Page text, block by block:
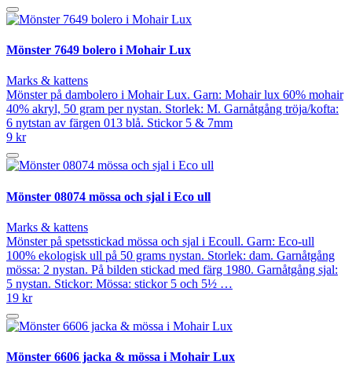
Mönster 7649 bolero i Mohair Lux
Marks & kattens
Mönster på dambolero i Mohair Lux. Garn: Mohair lux 60% mohair
40% akryl, 50 gram per nystan. Storlek: M. Garnåtgång tröja/kofta:
6 nytstan av färgen 013 blå. Stickor 5 & 7mm
9 kr
Mönster 08074 mössa och sjal i Eco ull
Marks & kattens
Mönster på spetsstickad mössa och sjal i Ecoull. Garn: Eco-ull
100% ekologisk ull på 50 grams nystan. Storlek: dam. Garnåtgång
mössa: 2 nystan. På bilden stickad med färg 1980. Garnåtgång sjal:
5 nystan. Stickor: Mössa: stickor 5 och 5½ …
19 kr
Mönster 6606 jacka & mössa i Mohair Lux